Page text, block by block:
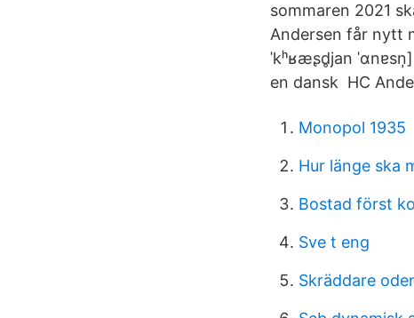
sommaren 2021
Andersen får nytt
ˈkʰʁæʂd̥jan
en dansk HC
Monopol 1935
Hur länge ska
Bostad först
Sve t eng
Skräddare